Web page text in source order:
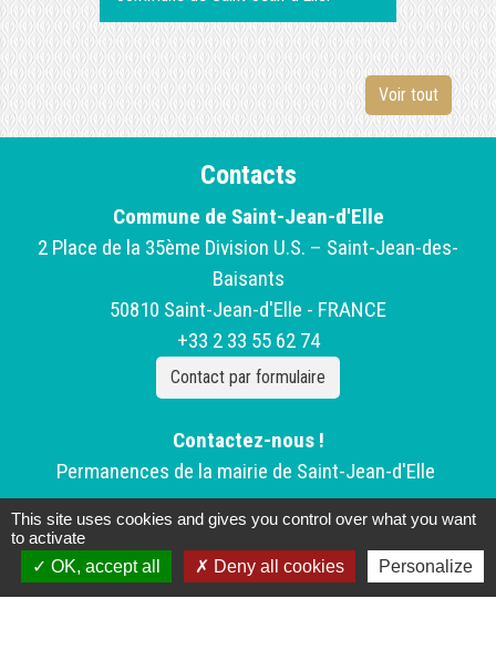
Voir tout
Contacts
Commune de Saint-Jean-d'Elle
2 Place de la 35ème Division U.S. – Saint-Jean-des-
Baisants
50810 Saint-Jean-d'Elle - FRANCE
+33 2 33 55 62 74
Contact par formulaire
Contactez-nous !
Permanences de la mairie de Saint-Jean-d'Elle
Lundi: Fermé
Mardi de 9h à 12h30 -
Mercredi de 9h à 12h30 - 14h à 17h
This site uses cookies and gives you control over what you want
to activate
OK, accept all
Deny all cookies Personalize